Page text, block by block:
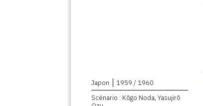
Japon
1959 / 1960
Scénario : Kōgo Noda, Yasujirō